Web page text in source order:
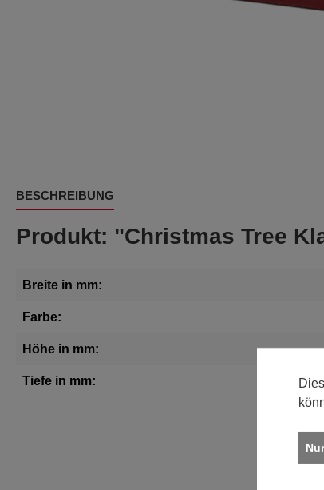
BESCHREIBUNG
Produkt: "Christmas Tree
Breite in mm:
Farbe:
Höhe in mm:
Tiefe in mm: